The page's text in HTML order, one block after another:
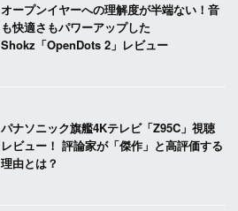
オープンイヤーへの理解度が半端ない！音
も快適さもパワーアップした
Shokz「OpenDots 2」レビュー
パナソニック旗艦4Kテレビ「Z95C」視聴
レビュー！ 評論家が「傑作」と高評価する
理由とは？